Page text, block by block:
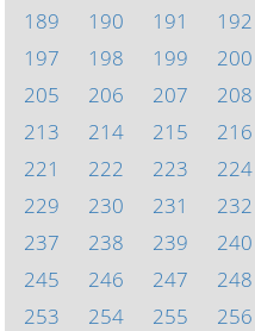
189
190 191 192
197
198 199 200
205
206 207 208
213
214 215 216
221
222 223 224
229
230 231 232
237
238 239 240
245
246 247 248
253
254 255 256